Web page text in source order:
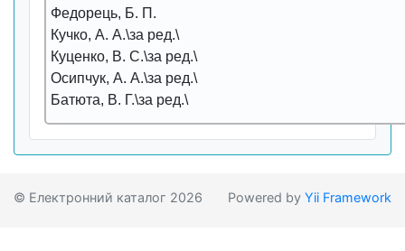
Федорець, Б. П.
Кучко, А. А.\за ред.\
Куценко, В. С.\за ред.\
Осипчук, А. А.\за ред.\
Батюта, В. Г.\за ред.\
© Електронний каталог 2026 Powered by Yii Framework